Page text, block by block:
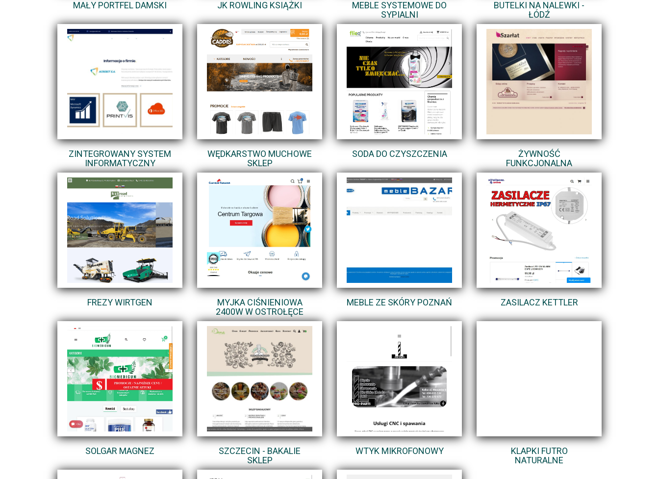
MAŁY PORTFEL DAMSKI JK ROWLING KSIĄŻKI
MEBLE SYSTEMOWE DO
SYPIALNI
BUTELKI NA NALEWKI -
ŁÓDŹ
ZINTEGROWANY SYSTEM
INFORMATYCZNY
WĘDKARSTWO MUCHOWE
SKLEP
SODA DO CZYSZCZENIA
ŻYWNOŚĆ
FUNKCJONALNA
FREZY WIRTGEN
MYJKA CIŚNIENIOWA
2400W W OSTROŁĘCE
MEBLE ZE SKÓRY POZNAŃ ZASILACZ KETTLER
SOLGAR MAGNEZ
SZCZECIN - BAKALIE
SKLEP
WTYK MIKROFONOWY
KLAPKI FUTRO
NATURALNE